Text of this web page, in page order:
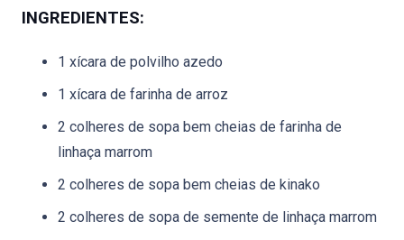
INGREDIENTES:
1 xícara de polvilho azedo
1 xícara de farinha de arroz
2 colheres de sopa bem cheias de farinha de
linhaça marrom
2 colheres de sopa bem cheias de kinako
2 colheres de sopa de semente de linhaça marrom